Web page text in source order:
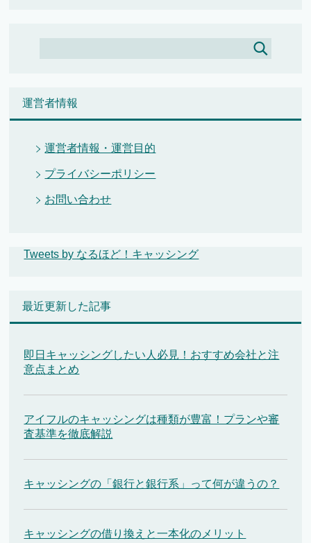
運営者情報
運営者情報・運営目的
プライバシーポリシー
お問い合わせ
Tweets by なるほど！キャッシング
最近更新した記事
即日キャッシングしたい人必見！おすすめ会社と注
意点まとめ
アイフルのキャッシングは種類が豊富！プランや審
査基準を徹底解説
キャッシングの「銀行と銀行系」って何が違うの？
キャッシングの借り換えと一本化のメリット